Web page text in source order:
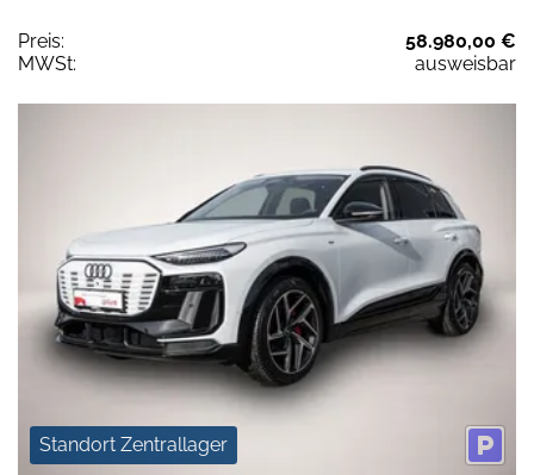
Preis:
58.980,00 €
MWSt:
ausweisbar
Standort Zentrallager